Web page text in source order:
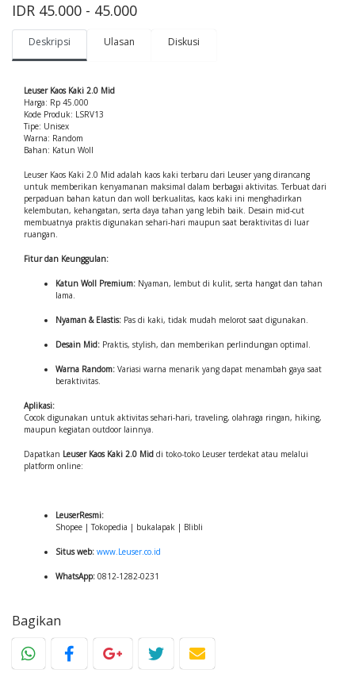
IDR 45.000 - 45.000
Deskripsi Ulasan Diskusi
Leuser Kaos Kaki 2.0 Mid
Harga: Rp 45.000
Kode Produk: LSRV13
Tipe: Unisex
Warna: Random
Bahan: Katun Woll
Leuser Kaos Kaki 2.0 Mid adalah kaos kaki terbaru dari Leuser yang dirancang
untuk memberikan kenyamanan maksimal dalam berbagai aktivitas. Terbuat dari
perpaduan bahan katun dan woll berkualitas, kaos kaki ini menghadirkan
kelembutan, kehangatan, serta daya tahan yang lebih baik. Desain mid-cut
membuatnya praktis digunakan sehari-hari maupun saat beraktivitas di luar
ruangan.
Fitur dan Keunggulan:
Katun Woll Premium: Nyaman, lembut di kulit, serta hangat dan tahan
lama.
Nyaman & Elastis: Pas di kaki, tidak mudah melorot saat digunakan.
Desain Mid: Praktis, stylish, dan memberikan perlindungan optimal.
Warna Random: Variasi warna menarik yang dapat menambah gaya saat
beraktivitas.
Aplikasi:
Cocok digunakan untuk aktivitas sehari-hari, traveling, olahraga ringan, hiking,
maupun kegiatan outdoor lainnya.
Dapatkan Leuser Kaos Kaki 2.0 Mid di toko-toko Leuser terdekat atau melalui
platform online:
LeuserResmi:
Shopee | Tokopedia | bukalapak | Blibli
Situs web: www.Leuser.co.id
WhatsApp: 0812-1282-0231
Bagikan